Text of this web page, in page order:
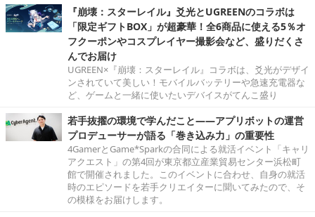
『崩壊：スターレイル』爻光とUGREENのコラボは
「限定ギフトBOX」が超豪華！全6商品に使える5％オ
フクーポンやコスプレイヤー撮影会など、盛りだくさ
んでお届け
UGREEN×『崩壊：スターレイル』コラボは、爻光がデザイ
ンされていて美しい！モバイルバッテリーや急速充電器な
ど、ゲームと一緒に使いたいデバイスがてんこ盛り
若手抜擢の環境で学んだこと――アプリボットの運営
プロデューサーが語る「巻き込み力」の重要性
4GamerとGame*Sparkの合同による就活イベント「キャリ
アクエスト」の第4回が東京都立産業貿易センター浜松町
館で開催されました。このイベントに合わせ、自身の就活
時のエピソードを若手クリエイターに聞いてみたので、そ
の模様をお届けします。